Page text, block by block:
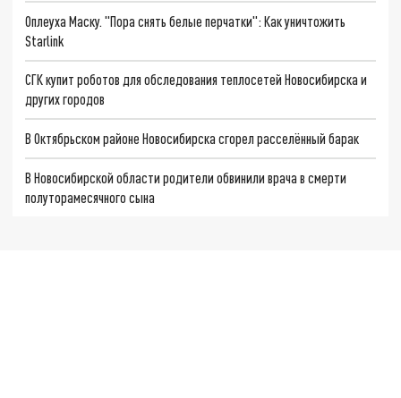
Оплеуха Маску. "Пора снять белые перчатки": Как уничтожить
Starlink
СГК купит роботов для обследования теплосетей Новосибирска и
других городов
В Октябрьском районе Новосибирска сгорел расселённый барак
В Новосибирской области родители обвинили врача в смерти
полуторамесячного сына